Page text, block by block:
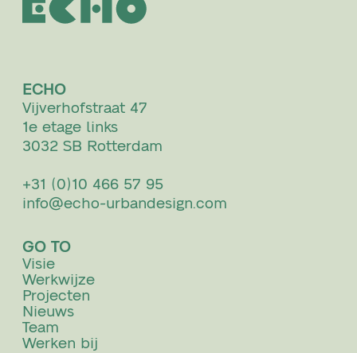
ECHO
Vijverhofstraat 47
1e etage links
3032 SB Rotterdam
+31 (0)10 466 57 95
info@echo-urbandesign.com
GO TO
Visie
Werkwijze
Projecten
Nieuws
Team
Werken bij